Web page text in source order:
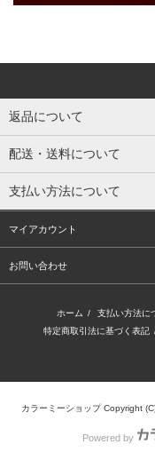
返品について
配送・送料について
支払い方法について
マイアカウント
お問い合わせ
ホーム / 支払い方法に
特定商取引法に基づく表記
カラーミーショップ Copyright
Powered by